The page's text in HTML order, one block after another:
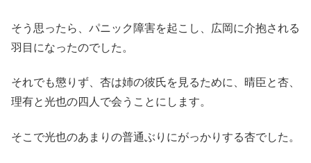
そう思ったら、パニック障害を起こし、広岡に介抱される
羽目になったのでした。
それでも懲りず、杏は姉の彼氏を見るために、晴臣と杏、
理有と光也の四人で会うことにします。
そこで光也のあまりの普通ぶりにがっかりする杏でした。